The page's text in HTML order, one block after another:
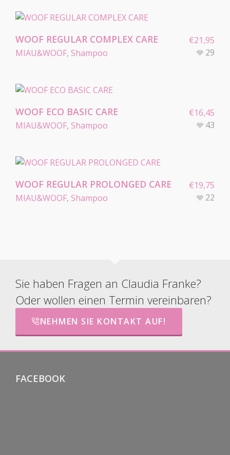
WOOF REGULAR COMPLEX CARE
MIAU&WOOF, Shampoo
€21,95
29
WOOF ECO BASIC CARE
MIAU&WOOF, Shampoo
€16,45
43
WOOF REGULAR PROLONGED CARE
MIAU&WOOF, Shampoo
€19,75
22
Sie haben Fragen an Claudia Franke?
Oder wollen einen Termin vereinbaren?
NEHMEN SIE KONTAKT AUF!
FACEBOOK